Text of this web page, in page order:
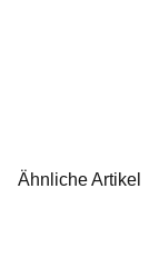
Ähnliche Artikel